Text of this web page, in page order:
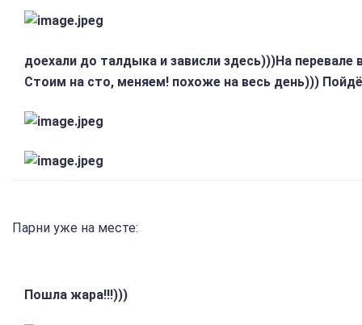
доехали до талдыка и зависли здесь)))На перевале
Стоим на сто, меняем! похоже на весь день)))
Парни уже на месте:
Пошла жара!!!)))